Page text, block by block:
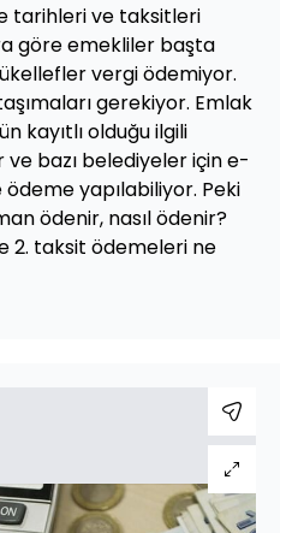
tarihleri ve taksitleri
göre emekliler başta
vergi ödemiyor.
gerekiyor. Emlak
kayıtlı olduğu ilgili
bazı belediyeler için e-
yapılabiliyor. Peki
ödenir, nasıl ödenir?
2. taksit ödemeleri ne